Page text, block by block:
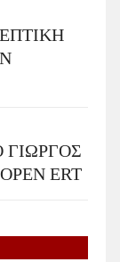
ERT